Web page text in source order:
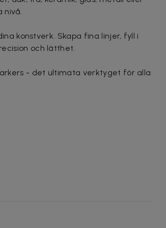
nivå.
konstverk. Skapa fina linjer, fyll i
och lätthet.
- det ultimata verktyget för alla